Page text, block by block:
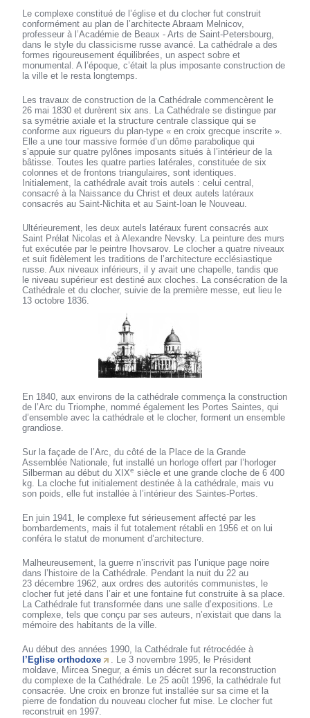
Le complexe constitué de l’église et du clocher fut construit
conformément au plan de l’architecte Abraam Melnicov,
professeur à l’Académie de Beaux - Arts de Saint-Petersbourg,
dans le style du classicisme russe avancé. La cathédrale a des
formes rigoureusement équilibrées, un aspect sobre et
monumental. A l’époque, c’était la plus imposante construction de
la ville et le resta longtemps.
Les travaux de construction de la Cathédrale commencèrent le
26 mai 1830 et durèrent six ans. La Cathédrale se distingue par
sa symétrie axiale et la structure centrale classique qui se
conforme aux rigueurs du plan-type « en croix grecque inscrite ».
Elle a une tour massive formée d’un dôme parabolique qui
s’appuie sur quatre pylônes imposants situés à l’intérieur de la
bâtisse. Toutes les quatre parties latérales, constituée de six
colonnes et de frontons triangulaires, sont identiques.
Initialement, la cathédrale avait trois autels : celui central,
consacré à la Naissance du Christ et deux autels latéraux
consacrés au Saint-Nichita et au Saint-Ioan le Nouveau.
Ultérieurement, les deux autels latéraux furent consacrés aux
Saint Prélat Nicolas et à Alexandre Nevsky. La peinture des murs
fut exécutée par le peintre Ihovsarov. Le clocher a quatre niveaux
et suit fidèlement les traditions de l’architecture ecclésiastique
russe. Aux niveaux inférieurs, il y avait une chapelle, tandis que
le niveau supérieur est destiné aux cloches. La consécration de la
Cathédrale et du clocher, suivie de la première messe, eut lieu le
13 octobre 1836.
En 1840, aux environs de la cathédrale commença la construction
de l’Arc du Triomphe, nommé également les Portes Saintes, qui
d’ensemble avec la cathédrale et le clocher, forment un ensemble
grandiose.
Sur la façade de l’Arc, du côté de la Place de la Grande
Assemblée Nationale, fut installé un horloge offert par l’horloger
Silberman au début du XIXe siècle et une grande cloche de 6 400
kg. La cloche fut initialement destinée à la cathédrale, mais vu
son poids, elle fut installée à l’intérieur des Saintes-Portes.
En juin 1941, le complexe fut sérieusement affecté par les
bombardements, mais il fut totalement rétabli en 1956 et on lui
conféra le statut de monument d’architecture.
Malheureusement, la guerre n’inscrivit pas l’unique page noire
dans l’histoire de la Cathédrale. Pendant la nuit du 22 au
23 décembre 1962, aux ordres des autorités communistes, le
clocher fut jeté dans l’air et une fontaine fut construite à sa place.
La Cathédrale fut transformée dans une salle d’expositions. Le
complexe, tels que conçu par ses auteurs, n’existait que dans la
mémoire des habitants de la ville.
Au début des années 1990, la Cathédrale fut rétrocédée à
l’Eglise orthodoxe
. Le 3 novembre 1995, le Président
moldave, Mircea Snegur, a émis un décret sur la reconstruction
du complexe de la Cathédrale. Le 25 août 1996, la cathédrale fut
consacrée. Une croix en bronze fut installée sur sa cime et la
pierre de fondation du nouveau clocher fut mise. Le clocher fut
reconstruit en 1997.